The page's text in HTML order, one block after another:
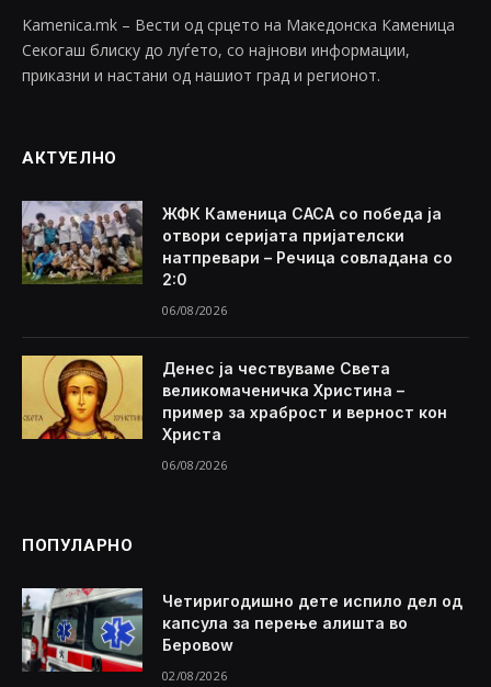
Kamenica.mk – Вести од срцето на Македонска Каменица
Секогаш блиску до луѓето, со најнови информации,
приказни и настани од нашиот град и регионот.
АКТУЕЛНО
ЖФК Каменица САСА со победа ја
отвори серијата пријателски
натпревари – Речица совладана со
2:0
06/08/2026
Денес ја чествуваме Света
великомаченичка Христина –
пример за храброст и верност кон
Христа
06/08/2026
ПОПУЛАРНО
Четиригодишно дете испило дел од
капсула за перење алишта во
Беровоw
02/08/2026